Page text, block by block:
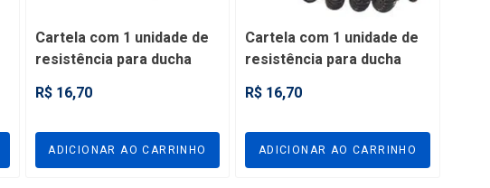
Cartela com 1 unidade de
resistência para ducha
Corona 2800W - FRES2
R$ 16,70
ADICIONAR AO CARRINHO
Cartela com 1 unidade de
resistência para ducha
Fame 2800W - FRES3
R$ 16,70
ADICIONAR AO CARRINHO